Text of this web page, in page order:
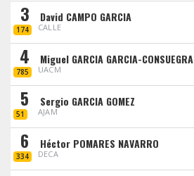
3
174
David CAMPO GARCIA
CALLE
4
785
Miguel GARCIA GARCIA-CONSUEGRA
UACM
5
51
Sergio GARCIA GOMEZ
AJAM
6
334
Héctor POMARES NAVARRO
DECA